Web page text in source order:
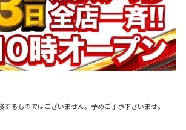
るものではございません。予めご了承下さいませ。